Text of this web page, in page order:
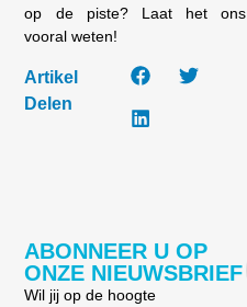
op de piste? Laat het ons
vooral weten!
Artikel
Delen
ABONNEER U OP
ONZE NIEUWSBRIEF
Wil jij op de hoogte